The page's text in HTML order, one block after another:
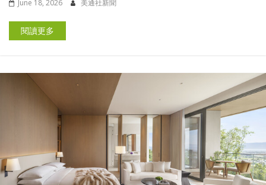
June 18, 2026 美通社新聞
閱讀更多